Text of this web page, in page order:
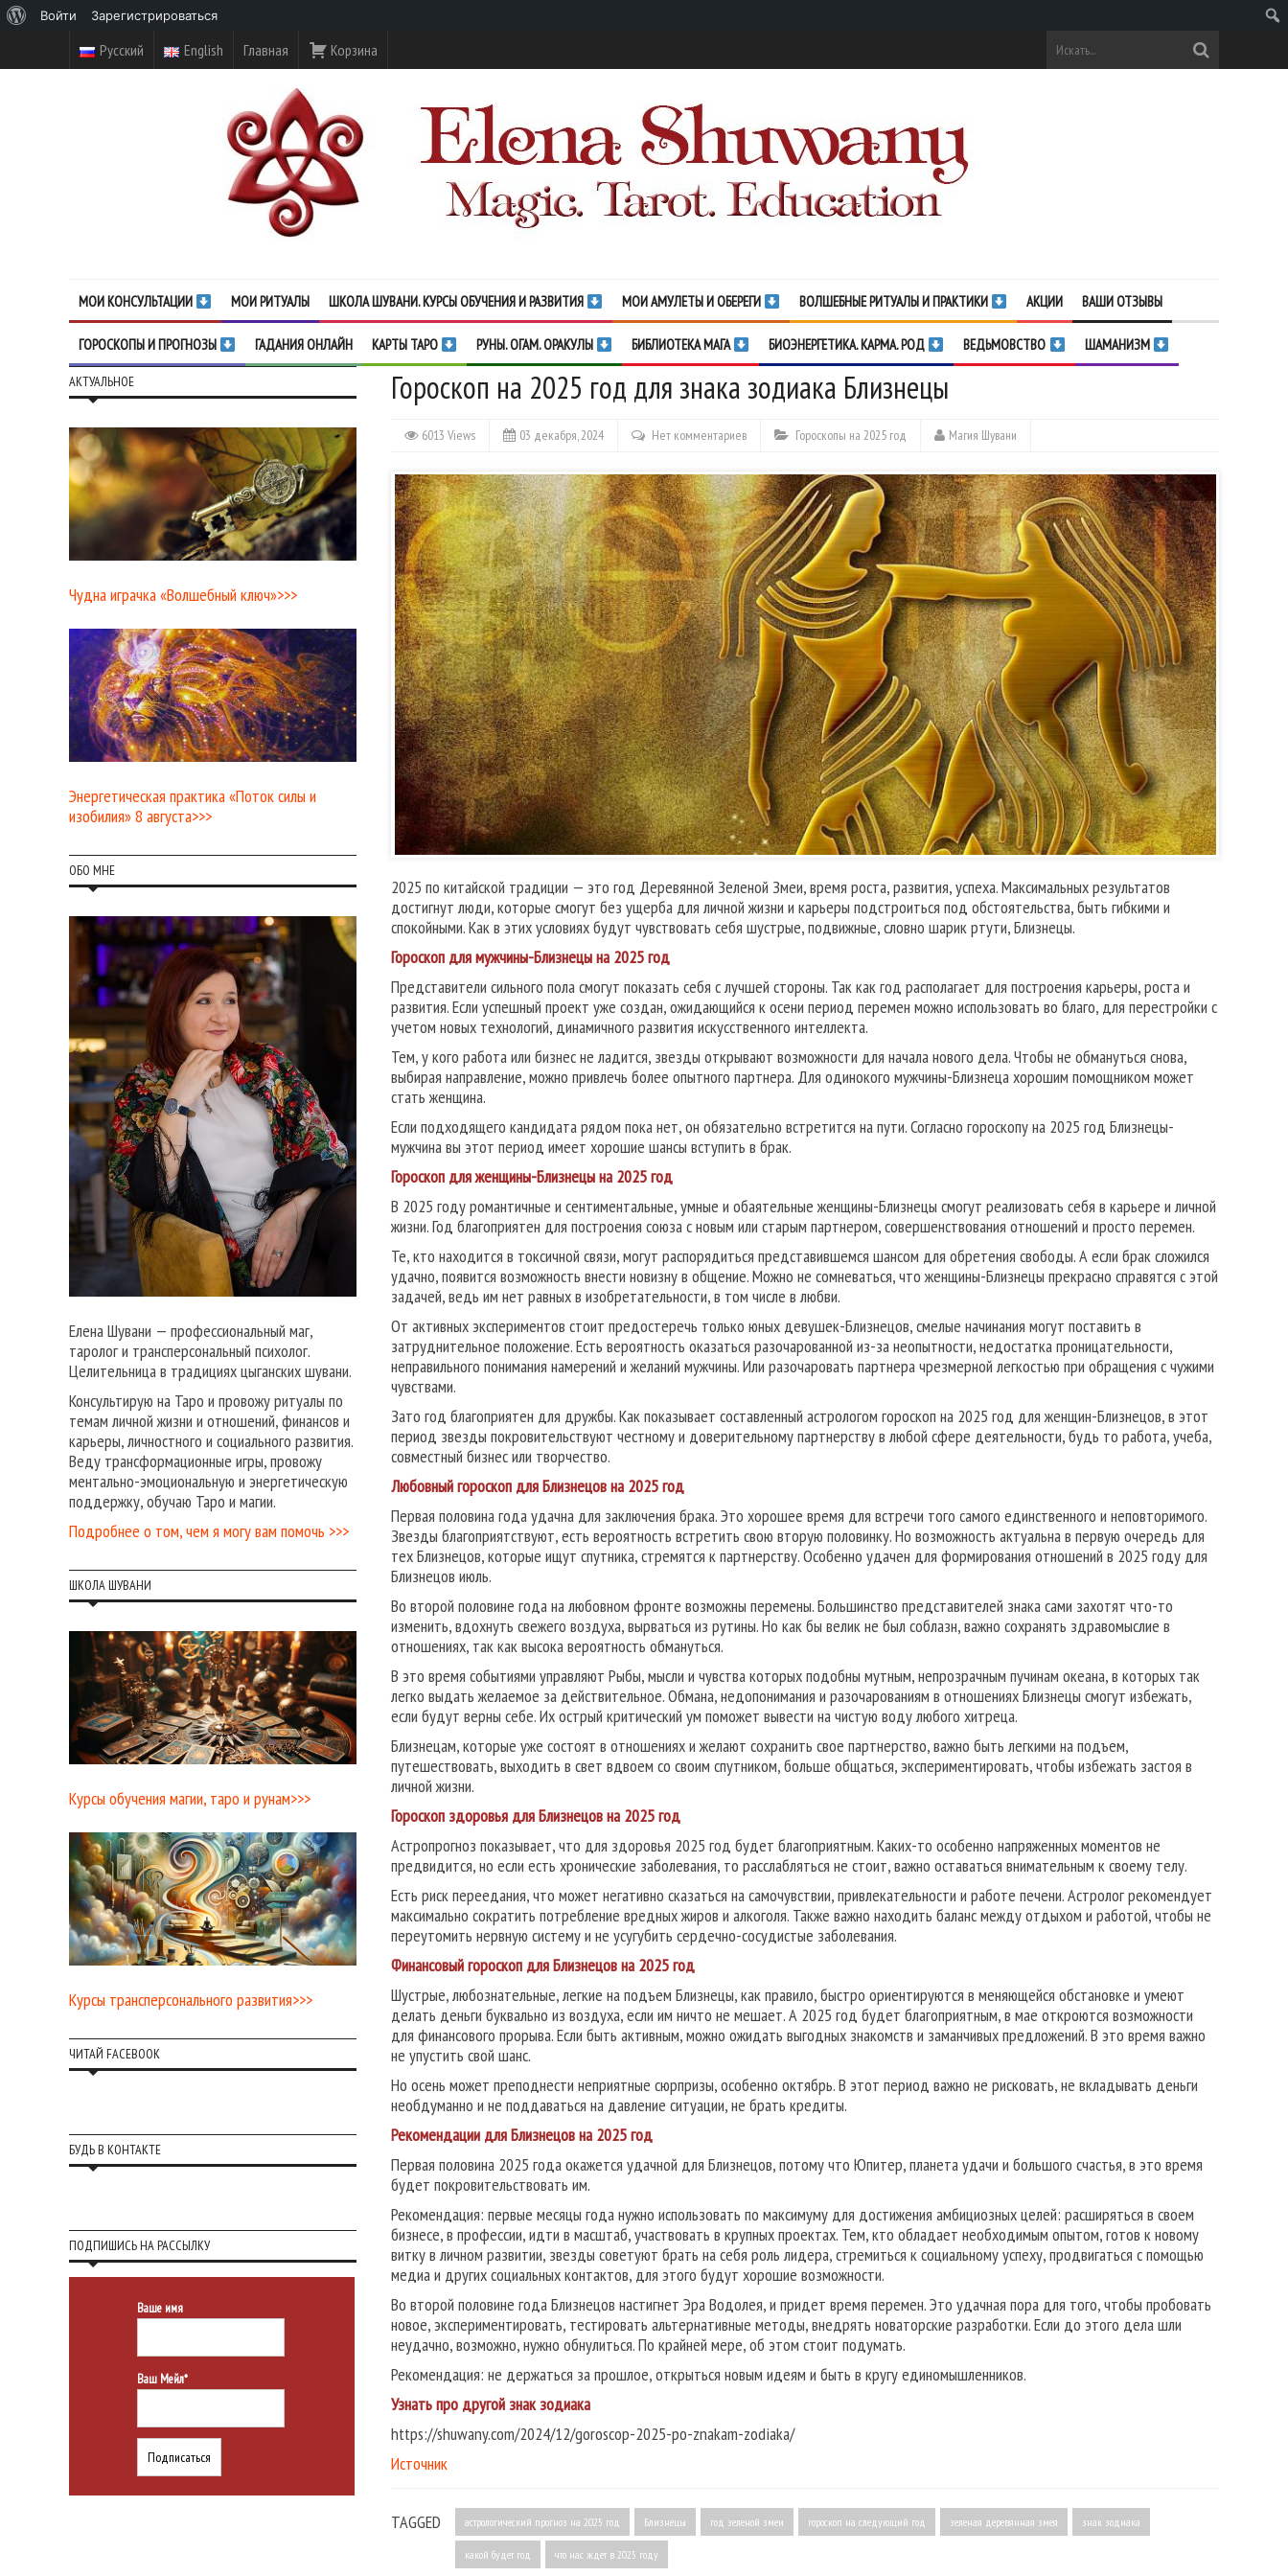
Русский English Главная Корзина
МОИ КОНСУЛЬТАЦИИ МОИ РИТУАЛЫ ШКОЛА ШУВАНИ. КУРСЫ ОБУЧЕНИЯ И РАЗВИТИЯ МОИ АМУЛЕТЫ И ОБЕРЕГИ ВОЛШЕБНЫЕ РИТУАЛЫ И ПРАКТИКИ АКЦИИ ВАШИ ОТЗЫВЫ
ГОРОСКОПЫ И ПРОГНОЗЫ ГАДАНИЯ ОНЛАЙН КАРТЫ ТАРО РУНЫ. ОГАМ. ОРАКУЛЫ БИБЛИОТЕКА МАГА БИОЭНЕРГЕТИКА. КАРМА. РОД ВЕДЬМОВСТВО ШАМАНИЗМ
Гороскоп на 2025 год для знака зодиака Близнецы
6013 Views 03 декабря, 2024 Нет комментариев Гороскопы на 2025 год Магия Шувани
2025 по китайской традиции — это год Деревянной Зеленой Змеи, время роста, развития, успеха. Максимальных результатов
достигнут люди, которые смогут без ущерба для личной жизни и карьеры подстроиться под обстоятельства, быть гибкими и
спокойными. Как в этих условиях будут чувствовать себя шустрые, подвижные, словно шарик ртути, Близнецы.
Гороскоп для мужчины-Близнецы на 2025 год
Представители сильного пола смогут показать себя с лучшей стороны. Так как год располагает для построения карьеры, роста и
развития. Если успешный проект уже создан, ожидающийся к осени период перемен можно использовать во благо, для перестройки с
учетом новых технологий, динамичного развития искусственного интеллекта.
Тем, у кого работа или бизнес не ладится, звезды открывают возможности для начала нового дела. Чтобы не обмануться снова,
выбирая направление, можно привлечь более опытного партнера. Для одинокого мужчины-Близнеца хорошим помощником может
стать женщина.
Если подходящего кандидата рядом пока нет, он обязательно встретится на пути. Согласно гороскопу на 2025 год Близнецы-
мужчина вы этот период имеет хорошие шансы вступить в брак.
Гороскоп для женщины-Близнецы на 2025 год
В 2025 году романтичные и сентиментальные, умные и обаятельные женщины-Близнецы смогут реализовать себя в карьере и личной
жизни. Год благоприятен для построения союза с новым или старым партнером, совершенствования отношений и просто перемен.
Те, кто находится в токсичной связи, могут распорядиться представившемся шансом для обретения свободы. А если брак сложился
удачно, появится возможность внести новизну в общение. Можно не сомневаться, что женщины-Близнецы прекрасно справятся с этой
задачей, ведь им нет равных в изобретательности, в том числе в любви.
От активных экспериментов стоит предостеречь только юных девушек-Близнецов, смелые начинания могут поставить в
затруднительное положение. Есть вероятность оказаться разочарованной из-за неопытности, недостатка проницательности,
неправильного понимания намерений и желаний мужчины. Или разочаровать партнера чрезмерной легкостью при обращения с чужими
чувствами.
Зато год благоприятен для дружбы. Как показывает составленный астрологом гороскоп на 2025 год для женщин-Близнецов, в этот
период звезды покровительствуют честному и доверительному партнерству в любой сфере деятельности, будь то работа, учеба,
совместный бизнес или творчество.
Любовный гороскоп для Близнецов на 2025 год
Первая половина года удачна для заключения брака. Это хорошее время для встречи того самого единственного и неповторимого.
Звезды благоприятствуют, есть вероятность встретить свою вторую половинку. Но возможность актуальна в первую очередь для
тех Близнецов, которые ищут спутника, стремятся к партнерству. Особенно удачен для формирования отношений в 2025 году для
Близнецов июль.
Во второй половине года на любовном фронте возможны перемены. Большинство представителей знака сами захотят что-то
изменить, вдохнуть свежего воздуха, вырваться из рутины. Но как бы велик не был соблазн, важно сохранять здравомыслие в
отношениях, так как высока вероятность обмануться.
В это время событиями управляют Рыбы, мысли и чувства которых подобны мутным, непрозрачным пучинам океана, в которых так
легко выдать желаемое за действительное. Обмана, недопонимания и разочарованиям в отношениях Близнецы смогут избежать,
если будут верны себе. Их острый критический ум поможет вывести на чистую воду любого хитреца.
Близнецам, которые уже состоят в отношениях и желают сохранить свое партнерство, важно быть легкими на подъем,
путешествовать, выходить в свет вдвоем со своим спутником, больше общаться, экспериментировать, чтобы избежать застоя в
личной жизни.
Гороскоп здоровья для Близнецов на 2025 год
Астропрогноз показывает, что для здоровья 2025 год будет благоприятным. Каких-то особенно напряженных моментов не
предвидится, но если есть хронические заболевания, то расслабляться не стоит, важно оставаться внимательным к своему телу.
Есть риск переедания, что может негативно сказаться на самочувствии, привлекательности и работе печени. Астролог рекомендует
максимально сократить потребление вредных жиров и алкоголя. Также важно находить баланс между отдыхом и работой, чтобы не
переутомить нервную систему и не усугубить сердечно-сосудистые заболевания.
Финансовый гороскоп для Близнецов на 2025 год
Шустрые, любознательные, легкие на подъем Близнецы, как правило, быстро ориентируются в меняющейся обстановке и умеют
делать деньги буквально из воздуха, если им ничто не мешает. А 2025 год будет благоприятным, в мае откроются возможности
для финансового прорыва. Если быть активным, можно ожидать выгодных знакомств и заманчивых предложений. В это время важно
не упустить свой шанс.
Но осень может преподнести неприятные сюрпризы, особенно октябрь. В этот период важно не рисковать, не вкладывать деньги
необдуманно и не поддаваться на давление ситуации, не брать кредиты.
Рекомендации для Близнецов на 2025 год
Первая половина 2025 года окажется удачной для Близнецов, потому что Юпитер, планета удачи и большого счастья, в это время
будет покровительствовать им.
Рекомендация: первые месяцы года нужно использовать по максимуму для достижения амбициозных целей: расширяться в своем
бизнесе, в профессии, идти в масштаб, участвовать в крупных проектах. Тем, кто обладает необходимым опытом, готов к новому
витку в личном развитии, звезды советуют брать на себя роль лидера, стремиться к социальному успеху, продвигаться с помощью
медиа и других социальных контактов, для этого будут хорошие возможности.
Во второй половине года Близнецов настигнет Эра Водолея, и придет время перемен. Это удачная пора для того, чтобы пробовать
новое, экспериментировать, тестировать альтернативные методы, внедрять новаторские разработки. Если до этого дела шли
неудачно, возможно, нужно обнулиться. По крайней мере, об этом стоит подумать.
Рекомендация: не держаться за прошлое, открыться новым идеям и быть в кругу единомышленников.
Узнать про другой знак зодиака
https://shuwany.com/2024/12/goroscop-2025-po-znakam-zodiaka/
Источник
TAGGED астрологический прогноз на 2025 год Близнецы год зеленой змеи гороскоп на следующий год зеленая деревянная змея знак зодиака
какой будет год что нас ждет в 2025 году
АКТУАЛЬНОЕ
Чудна играчка «Волшебный ключ»>>>
Энергетическая практика «Поток силы и
изобилия» 8 августа>>>
ОБО МНЕ
Елена Шувани — профессиональный маг,
таролог и трансперсональный психолог.
Целительница в традициях цыганских шувани.
Консультирую на Таро и провожу ритуалы по
темам личной жизни и отношений, финансов и
карьеры, личностного и социального развития.
Веду трансформационные игры, провожу
ментально-эмоциональную и энергетическую
поддержку, обучаю Таро и магии.
Подробнее о том, чем я могу вам помочь >>>
ШКОЛА ШУВАНИ
Курсы обучения магии, таро и рунам>>>
Курсы трансперсонального развития>>>
ЧИТАЙ FACEBOOK
БУДЬ В КОНТАКТЕ
ПОДПИШИСЬ НА РАССЫЛКУ
Ваше имя
Ваш Мейл*
WordPress
Войти Зарегистрироваться